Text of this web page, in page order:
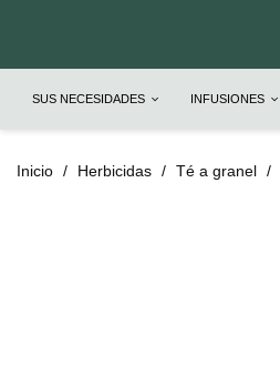
SUS NECESIDADES INFUSIONES
Inicio Herbicidas Té a granel